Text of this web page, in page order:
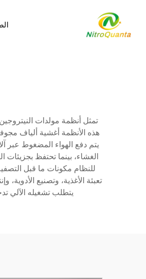
هذه الأنظمة أغشية ألياف
يتم دفع الهواء المضغوط عبر
للنظام مكونات ما قبل
تعبئة الأغذية، وتصنيع
يتطلب تشغيله الآلي